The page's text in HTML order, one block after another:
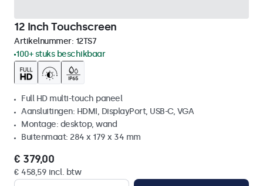
12 Inch Touchscreen
Artikelnummer: 12TS7
100+ stuks beschikbaar
Full HD multi-touch paneel
Aansluitingen: HDMI, DisplayPort, USB-C, VGA
Montage: desktop, wand
Buitenmaat: 284 x 179 x 34 mm
€ 379,00
€ 458,59 incl. btw